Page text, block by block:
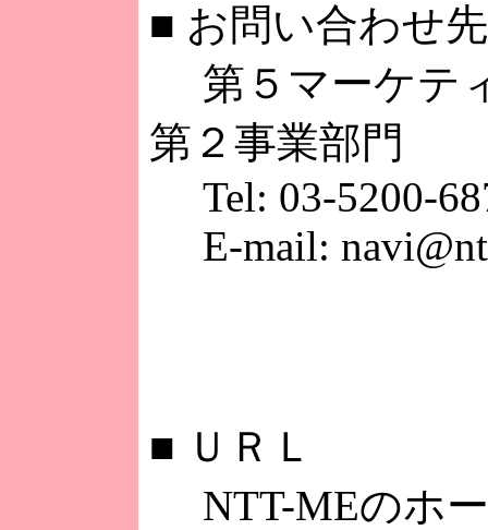
■ お問い合わせ先
第５マーケテ
第２事業部門
Tel: 03-5200-
E-mail:
■ ＵＲＬ
NTT-MEのホ